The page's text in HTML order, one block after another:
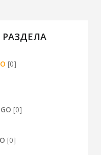
[0]
[0]
[0]